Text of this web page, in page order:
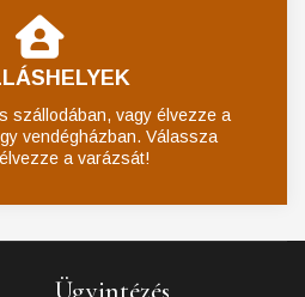
szállodában, vagy élvezze a
vendégházban. Válassza
a varázsát!
Ügyintézés